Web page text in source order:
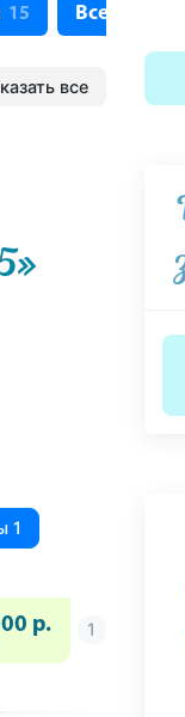
15 Все
все
1
р.